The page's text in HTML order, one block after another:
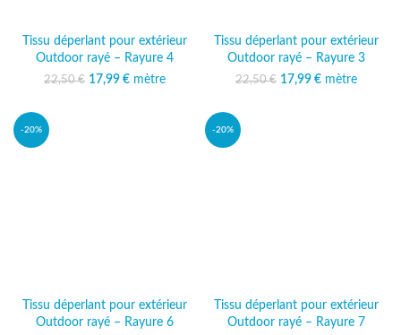
Tissu déperlant pour extérieur
Outdoor rayé – Rayure 4
22,50€ Le prix initial était :
17,99 €
Le prix
mètre
Tissu déperlant pour extérieur
Outdoor rayé – Rayure 3
22,50€ Le prix initial était :
17,99 €
Le prix
mètre
-20%
Tissu déperlant pour extérieur
Outdoor rayé – Rayure 6
-20%
Tissu déperlant pour extérieur
Outdoor rayé – Rayure 7